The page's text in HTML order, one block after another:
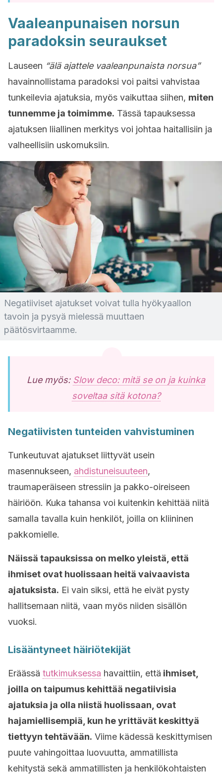
Vaaleanpunaisen norsun
paradoksin seuraukset
Lauseen “älä ajattele vaaleanpunaista norsua”
havainnollistama paradoksi voi paitsi vahvistaa
tunkeilevia ajatuksia, myös vaikuttaa siihen, miten
tunnemme ja toimimme. Tässä tapauksessa
ajatuksen liiallinen merkitys voi johtaa haitallisiin ja
valheellisiin uskomuksiin.
Negatiiviset ajatukset voivat tulla hyökyaallon
tavoin ja pysyä mielessä muuttaen
päätösvirtaamme.
Lue myös: Slow deco: mitä se on ja kuinka
soveltaa sitä kotona?
Negatiivisten tunteiden vahvistuminen
Tunkeutuvat ajatukset liittyvät usein
masennukseen, ahdistuneisuuteen,
traumaperäiseen stressiin ja pakko-oireiseen
häiriöön. Kuka tahansa voi kuitenkin kehittää niitä
samalla tavalla kuin henkilöt, joilla on kliininen
pakkomielle.
Näissä tapauksissa on melko yleistä, että
ihmiset ovat huolissaan heitä vaivaavista
ajatuksista. Ei vain siksi, että he eivät pysty
hallitsemaan niitä, vaan myös niiden sisällön
vuoksi.
Lisääntyneet häiriötekijät
Eräässä tutkimuksessa havaittiin, että ihmiset,
joilla on taipumus kehittää negatiivisia
ajatuksia ja olla niistä huolissaan, ovat
hajamiellisempiä, kun he yrittävät keskittyä
tiettyyn tehtävään. Viime kädessä keskittymisen
puute vahingoittaa luovuutta, ammatillista
kehitystä sekä ammatillisten ja henkilökohtaisten